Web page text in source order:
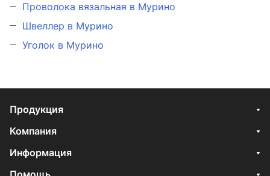
Проволока вязальная в Мурино
Швеллер в Мурино
Уголок в Мурино
Продукция
Компания
Информация